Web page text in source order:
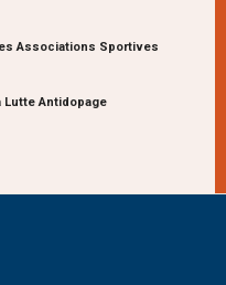
Associations Sportives
Lutte Antidopage